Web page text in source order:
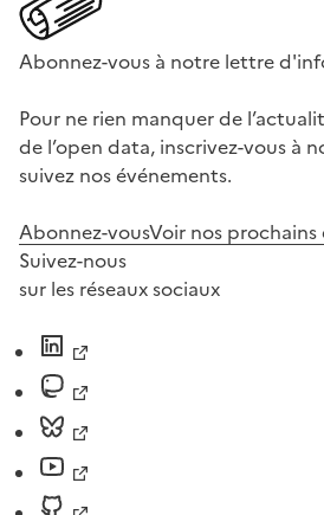
Abonnez-vous à notre lettre
Pour ne rien manquer de
de l’open data, inscrivez-vous à
suivez nos événements.
Abonnez-vousVoir nos
Suivez-nous
sur les réseaux sociaux